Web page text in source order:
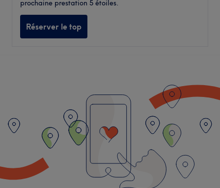
prochaine prestation 5 étoiles.
Réserver le top